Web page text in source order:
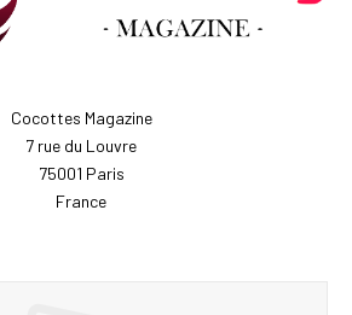
Cocottes Magazine
7 rue du Louvre
75001 Paris
France